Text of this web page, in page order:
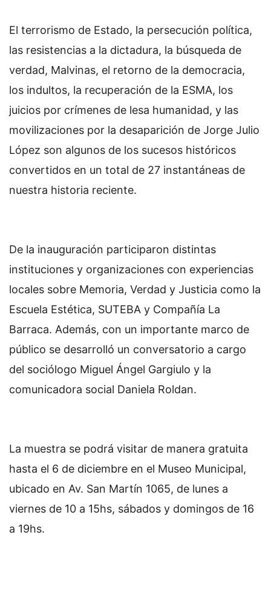
El terrorismo de Estado, la persecución política,
las resistencias a la dictadura, la búsqueda de
verdad, Malvinas, el retorno de la democracia,
los indultos, la recuperación de la ESMA, los
juicios por crímenes de lesa humanidad, y las
movilizaciones por la desaparición de Jorge Julio
López son algunos de los sucesos históricos
convertidos en un total de 27 instantáneas de
nuestra historia reciente.
De la inauguración participaron distintas
instituciones y organizaciones con experiencias
locales sobre Memoria, Verdad y Justicia como la
Escuela Estética, SUTEBA y Compañía La
Barraca. Además, con un importante marco de
público se desarrolló un conversatorio a cargo
del sociólogo Miguel Ángel Gargiulo y la
comunicadora social Daniela Roldan.
La muestra se podrá visitar de manera gratuita
hasta el 6 de diciembre en el Museo Municipal,
ubicado en Av. San Martín 1065, de lunes a
viernes de 10 a 15hs, sábados y domingos de 16
a 19hs.